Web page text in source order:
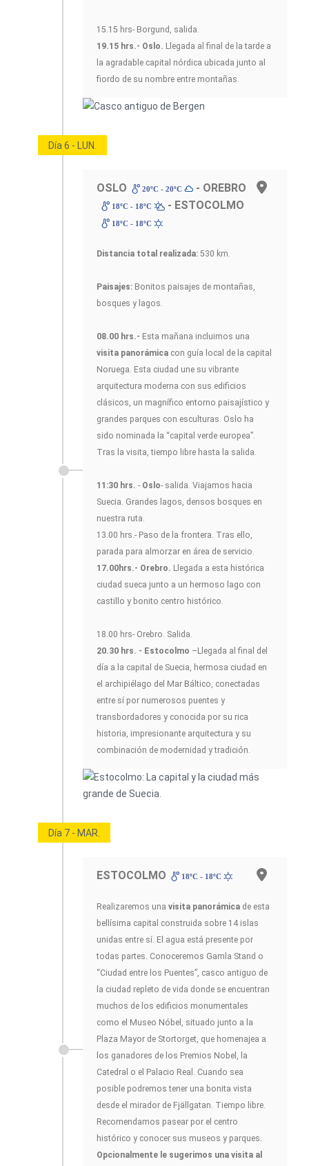
15.15 hrs- Borgund, salida.
19.15 hrs.- Oslo. Llegada al final de la tarde a
la agradable capital nórdica ubicada junto al
fiordo de su nombre entre montañas.
Día 6 - LUN.
OSLO 20ºC - 20ºC - OREBRO
18ºC - 18ºC - ESTOCOLMO
18ºC - 18ºC
Distancia total realizada: 530 km.
Paisajes: Bonitos paisajes de montañas,
bosques y lagos.
08.00 hrs.- Esta mañana incluimos una
visita panorámica con guía local de la capital
Noruega. Esta ciudad une su vibrante
arquitectura moderna con sus edificios
clásicos, un magnífico entorno paisajístico y
grandes parques con esculturas. Oslo ha
sido nominada la “capital verde europea”.
Tras la visita, tiempo libre hasta la salida.
11:30 hrs. - Oslo- salida. Viajamos hacia
Suecia. Grandes lagos, densos bosques en
nuestra ruta.
13.00 hrs.- Paso de la frontera. Tras ello,
parada para almorzar en área de servicio.
17.00hrs.- Orebro. Llegada a esta histórica
ciudad sueca junto a un hermoso lago con
castillo y bonito centro histórico.
18.00 hrs- Orebro. Salida.
20.30 hrs. - Estocolmo –Llegada al final del
día a la capital de Suecia, hermosa ciudad en
el archipiélago del Mar Báltico, conectadas
entre sí por numerosos puentes y
transbordadores y conocida por su rica
historia, impresionante arquitectura y su
combinación de modernidad y tradición.
Día 7 - MAR.
ESTOCOLMO 18ºC - 18ºC
Realizaremos una visita panorámica de esta
bellísima capital construida sobre 14 islas
unidas entre sí. El agua está presente por
todas partes. Conoceremos Gamla Stand o
“Ciudad entre los Puentes”, casco antiguo de
la ciudad repleto de vida donde se encuentran
muchos de los edificios monumentales
como el Museo Nóbel, situado junto a la
Plaza Mayor de Stortorget, que homenajea a
los ganadores de los Premios Nobel, la
Catedral o el Palacio Real. Cuando sea
posible podremos tener una bonita vista
desde el mirador de Fjällgatan. Tiempo libre.
Recomendamos pasear por el centro
histórico y conocer sus museos y parques.
Opcionalmente le sugerimos una visita al